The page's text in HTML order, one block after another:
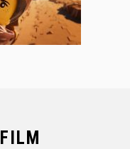
FILM